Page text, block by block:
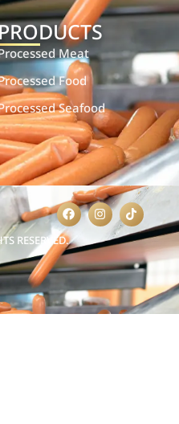
Meat
Food
Seafood
RESERVED.